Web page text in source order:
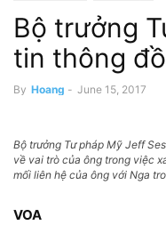
Bộ trưởng
tin thông
By Hoang - June 15, 2017
Bộ trưởng Tư pháp Mỹ Jeff
về vai trò của ông trong việc
mối liên hệ của ông với Nga
VOA